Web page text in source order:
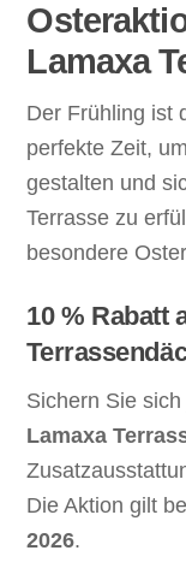
Lamaxa
Der Frühling ist
perfekte Zeit,
gestalten und
Terrasse zu
besondere
10 % Rabatt
Sichern Sie
Lamaxa
Die Aktion gilt
2026.